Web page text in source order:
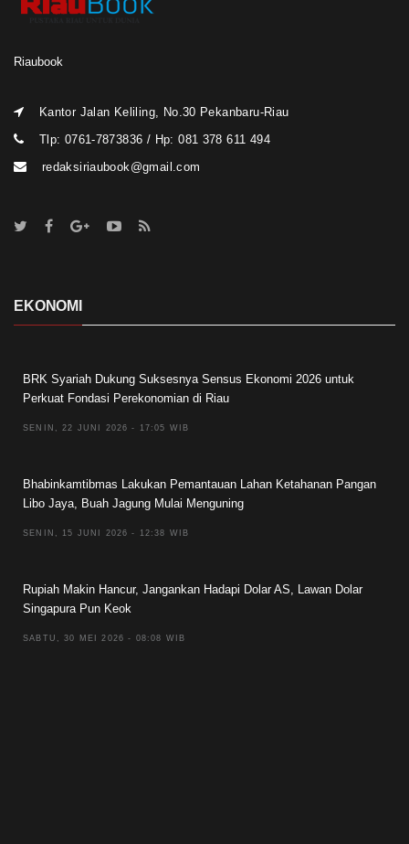
Riaubook
Kantor Jalan Keliling, No.30 Pekanbaru-Riau
Tlp: 0761-7873836 / Hp: 081 378 611 494
redaksiriaubook@gmail.com
EKONOMI
BRK Syariah Dukung Suksesnya Sensus Ekonomi 2026 untuk
Perkuat Fondasi Perekonomian di Riau
SENIN, 22 JUNI 2026 - 17:05 WIB
Bhabinkamtibmas Lakukan Pemantauan Lahan Ketahanan Pangan
Libo Jaya, Buah Jagung Mulai Menguning
SENIN, 15 JUNI 2026 - 12:38 WIB
Rupiah Makin Hancur, Jangankan Hadapi Dolar AS, Lawan Dolar
Singapura Pun Keok
SABTU, 30 MEI 2026 - 08:08 WIB